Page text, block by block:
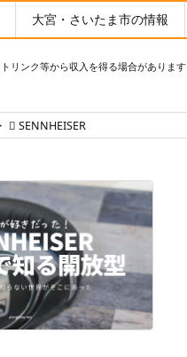
大宮・さいたま市の情報
トリンク等から収入を得る場合があります
 SENNHEISER